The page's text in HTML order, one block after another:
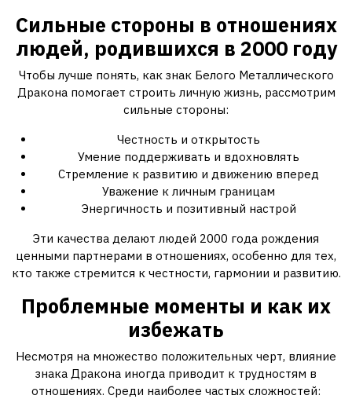
Сильные стороны в отношениях
людей, родившихся в 2000 году
Чтобы лучше понять, как знак Белого Металлического
Дракона помогает строить личную жизнь, рассмотрим
сильные стороны:
Честность и открытость
Умение поддерживать и вдохновлять
Стремление к развитию и движению вперед
Уважение к личным границам
Энергичность и позитивный настрой
Эти качества делают людей 2000 года рождения
ценными партнерами в отношениях, особенно для тех,
кто также стремится к честности, гармонии и развитию.
Проблемные моменты и как их
избежать
Несмотря на множество положительных черт, влияние
знака Дракона иногда приводит к трудностям в
отношениях. Среди наиболее частых сложностей: